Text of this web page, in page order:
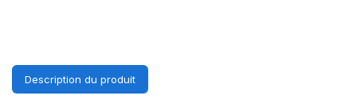
Description du produit